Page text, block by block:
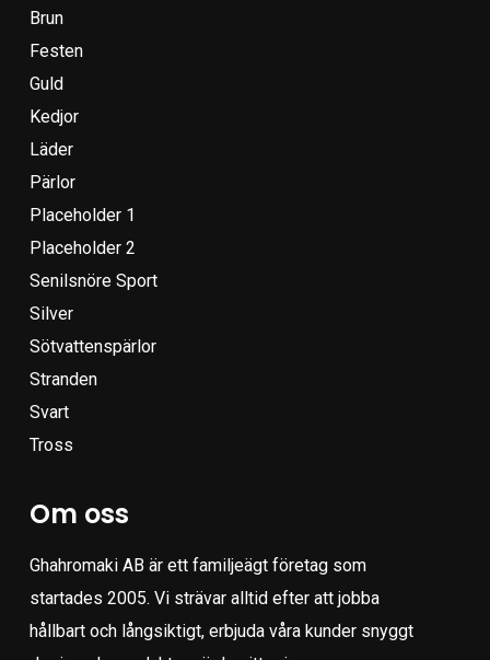
Brun
Festen
Guld
Kedjor
Läder
Pärlor
Placeholder 1
Placeholder 2
Senilsnöre Sport
Silver
Sötvattenspärlor
Stranden
Svart
Tross
Om oss
Ghahromaki AB är ett familjeägt företag som
startades 2005. Vi strävar alltid efter att jobba
hållbart och långsiktigt, erbjuda våra kunder snyggt